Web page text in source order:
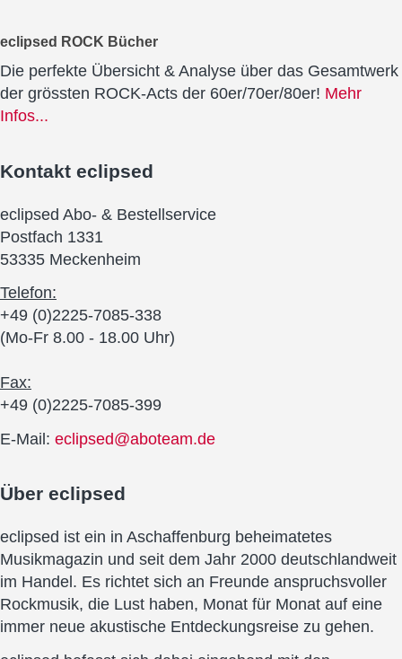
eclipsed ROCK Bücher
Die perfekte Übersicht & Analyse über das Gesamtwerk
der grössten ROCK-Acts der 60er/70er/80er! Mehr
Infos...
Kontakt eclipsed
eclipsed Abo- & Bestellservice
Postfach 1331
53335 Meckenheim
Telefon:
+49 (0)2225-7085-338
(Mo-Fr 8.00 - 18.00 Uhr)
Fax:
+49 (0)2225-7085-399
E-Mail: eclipsed@aboteam.de
Über eclipsed
eclipsed ist ein in Aschaffenburg beheimatetes
Musikmagazin und seit dem Jahr 2000 deutschlandweit
im Handel. Es richtet sich an Freunde anspruchsvoller
Rockmusik, die Lust haben, Monat für Monat auf eine
immer neue akustische Entdeckungsreise zu gehen.